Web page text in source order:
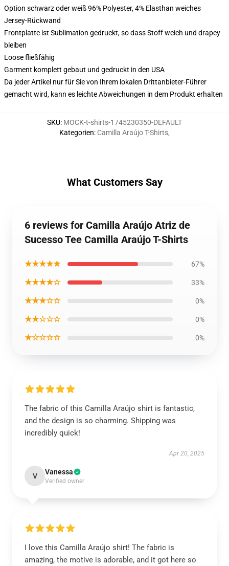
Option schwarz oder weiß 96% Polyester, 4% Elasthan weiches
Jersey-Rückwand
Frontplatte ist Sublimation gedruckt, so dass Stoff weich und drapey
bleiben
Loose fließfähig
Garment komplett gebaut und gedruckt in den USA
Da jeder Artikel nur für Sie von Ihrem lokalen Drittanbieter-Führer
gemacht wird, kann es leichte Abweichungen in dem Produkt erhalten
SKU: MOCK-t-shirts-1745230350-DEFAULT
Kategorien: Camilla Araújo T-Shirts,
What Customers Say
6 reviews for Camilla Araújo Atriz de
Sucesso Tee Camilla Araújo T-Shirts
★★★★★ 67%
★★★★☆ 33%
★★★☆☆ 0%
★★☆☆☆ 0%
★☆☆☆☆ 0%
The fabric of this Camilla Araújo shirt is fantastic,
and the design is so charming. Shipping was
incredibly quick!
Apr 20, 2025
V Vanessa
Verified owner
I love this Camilla Araújo shirt! The fabric is
amazing, the motive is adorable, and it got here so